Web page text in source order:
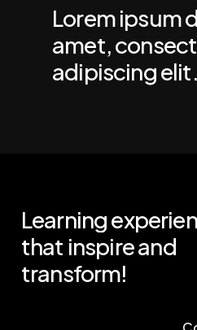
Lorem ipsum
amet,
adipiscing elit.
Learning
that inspireand
transform!